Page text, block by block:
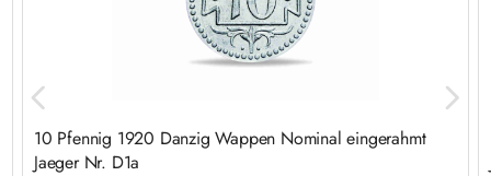
10 Pfennig 1920 Danzig Wappen Nominal eingerahmt
Jaeger Nr. D1a